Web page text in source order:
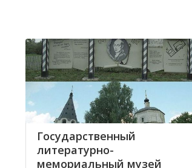
Государственный
литературно-
мемориальный музей